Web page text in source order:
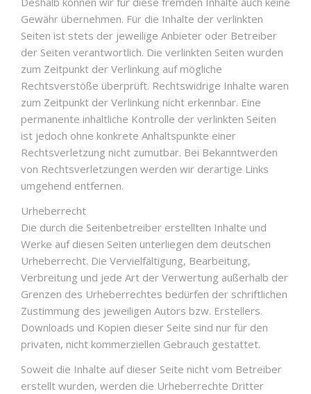
Gewähr übernehmen. Für die Inhalte der verlinkten
Seiten ist stets der jeweilige Anbieter oder Betreiber
der Seiten verantwortlich. Die verlinkten Seiten wurden
zum Zeitpunkt der Verlinkung auf mögliche
Rechtsverstöße überprüft. Rechtswidrige Inhalte waren
zum Zeitpunkt der Verlinkung nicht erkennbar. Eine
permanente inhaltliche Kontrolle der verlinkten Seiten
ist jedoch ohne konkrete Anhaltspunkte einer
Rechtsverletzung nicht zumutbar. Bei Bekanntwerden
von Rechtsverletzungen werden wir derartige Links
umgehend entfernen.
Urheberrecht
Die durch die Seitenbetreiber erstellten Inhalte und
Werke auf diesen Seiten unterliegen dem deutschen
Urheberrecht. Die Vervielfältigung, Bearbeitung,
Verbreitung und jede Art der Verwertung außerhalb der
Grenzen des Urheberrechtes bedürfen der schriftlichen
Zustimmung des jeweiligen Autors bzw. Erstellers.
Downloads und Kopien dieser Seite sind nur für den
privaten, nicht kommerziellen Gebrauch gestattet.
Soweit die Inhalte auf dieser Seite nicht vom Betreiber
erstellt wurden, werden die Urheberrechte Dritter